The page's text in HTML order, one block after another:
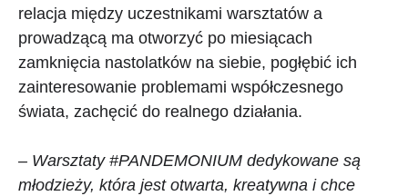
relacja między uczestnikami warsztatów a
prowadzącą ma otworzyć po miesiącach
zamknięcia nastolatków na siebie, pogłębić ich
zainteresowanie problemami współczesnego
świata, zachęcić do realnego działania.
– Warsztaty #PANDEMONIUM dedykowane są
młodzieży, która jest otwarta, kreatywna i chce